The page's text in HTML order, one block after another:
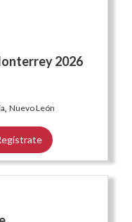
2026
, Nuevo León